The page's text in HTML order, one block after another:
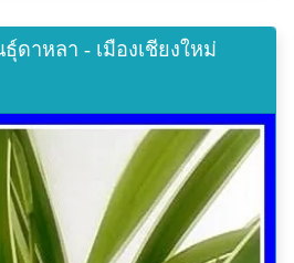
ดาหลา - เมืองเชียงใหม่